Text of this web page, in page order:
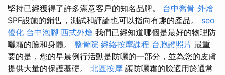
堅持已經獲得了許多滿意客戶的知名品牌。 台中喬骨 外燴
SPF設施的銷售，測試和評論也可以指向有趣的產品。 seo
優化 台中泡腳 西式外燴 我們已經知道哪個是最好的物理防
曬霜的臉和身體。 整骨院 經絡按摩課程 台胞證照片 最重
要的是，您的早晨例行活動是防曬的一部分，並為您的皮膚
提供大量的保護基礎。 北區按摩 讓防曬霜的臉適用於通常